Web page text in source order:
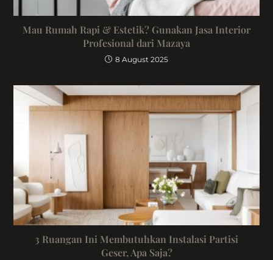
Mau Rumah Rapi & Estetik? Gunakan Jasa Interior
Profesional dari Mazaya
8 August 2025
3 Ruangan Ini Membutuhkan Instalasi Partisi
Geser, Apa Saja?